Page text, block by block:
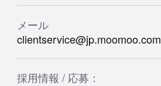
メール
clientservice@jp.moomoo.com
採用情報 / 応募：